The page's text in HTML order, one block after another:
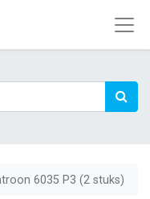
6035 P3 (2 stuks)